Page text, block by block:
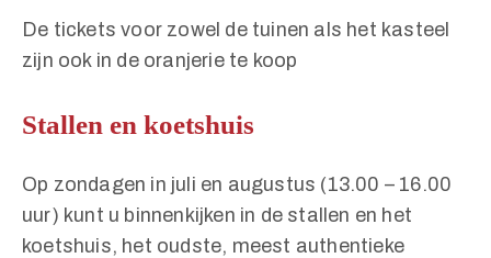
De tickets voor zowel de tuinen als het kasteel
zijn ook in de oranjerie te koop
Stallen en koetshuis
Op zondagen in juli en augustus (13.00 – 16.00
uur) kunt u binnenkijken in de stallen en het
koetshuis, het oudste, meest authentieke